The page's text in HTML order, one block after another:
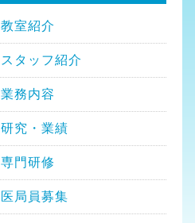
教室紹介
スタッフ紹介
業務内容
研究・業績
専門研修
医局員募集